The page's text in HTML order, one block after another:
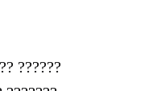
??????